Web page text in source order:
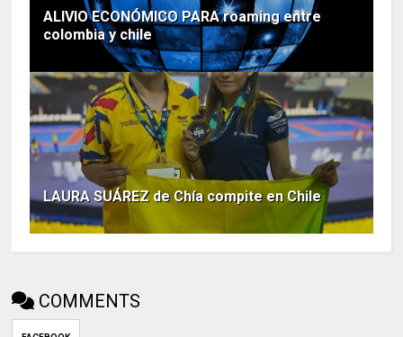
ALIVIO ECONÓMICO PARA roaming entre
colombia y chile
LAURA SUÁREZ de Chía compite en Chile
COMMENTS